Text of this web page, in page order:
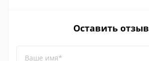
Оставить отзыв
Ваше имя*